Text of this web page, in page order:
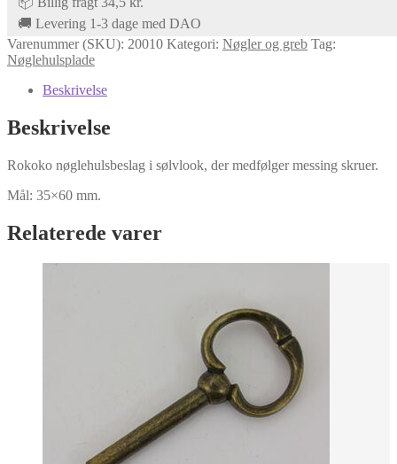
🚚 Levering 1-3 dage med DAO
Varenummer (SKU): 20010 Kategori: Nøgler og greb Tag:
Nøglehulsplade
Beskrivelse
Beskrivelse
Rokoko nøglehulsbeslag i sølvlook, der medfølger messing skruer.
Mål: 35×60 mm.
Relaterede varer